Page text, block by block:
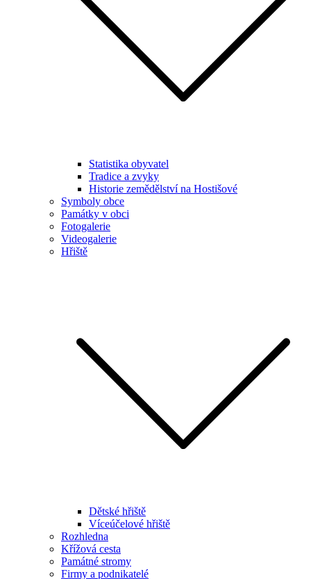
Statistika obyvatel
Tradice a zvyky
Historie zemědělství na Hostišové
Symboly obce
Památky v obci
Fotogalerie
Videogalerie
Hřiště
Dětské hřiště
Víceúčelové hřiště
Rozhledna
Křížová cesta
Památné stromy
Firmy a podnikatelé